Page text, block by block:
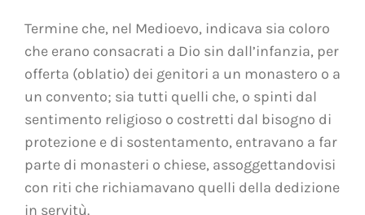
Termine che, nel Medioevo, indicava sia coloro
che erano consacrati a Dio sin dall’infanzia, per
offerta (oblatio) dei genitori a un monastero o a
un convento; sia tutti quelli che, o spinti dal
sentimento religioso o costretti dal bisogno di
protezione e di sostentamento, entravano a far
parte di monasteri o chiese, assoggettandovisi
con riti che richiamavano quelli della dedizione
in servitù.